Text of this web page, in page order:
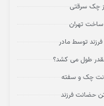
چک سرقتی
تهران
توسط مادر
طول می کشد؟
چک و سفته
حضانت فرزند